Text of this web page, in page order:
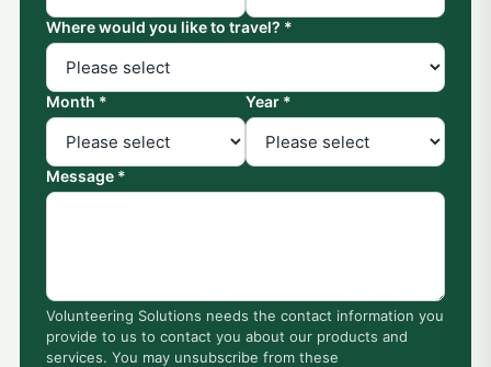
Where would you like to travel? *
Month * Year *
Message *
Volunteering Solutions needs the contact information you
provide to us to contact you about our products and
services. You may unsubscribe from these